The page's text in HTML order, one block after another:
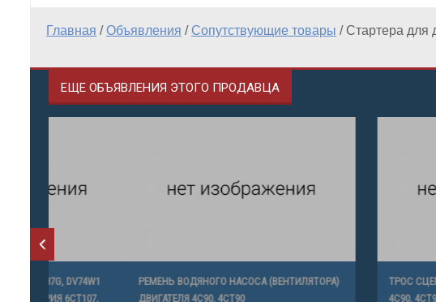
Главная / Объявления / Сопутствующие товары / Стартера для
ЕЩЕ ОБЪЯВЛЕНИЯ ЭТОГО ПРОДАВЦА
РЕМЕНЬ ВОДЯНОГО НАСОСА (ВЕНТИЛЯТОРА)
ДВИГАТЕЛЯ 4С90, 4СТ90
ТРОС СЦЕПЛЕНИЯ